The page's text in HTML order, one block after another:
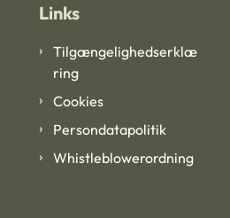
Links
Tilgængelighedserklæ
ring
Cookies
Persondatapolitik
Whistleblowerordning